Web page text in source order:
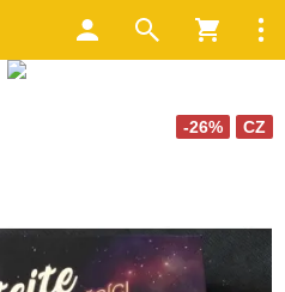
CZ
-26%